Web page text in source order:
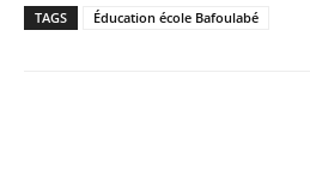
TAGS Éducation école Bafoulabé